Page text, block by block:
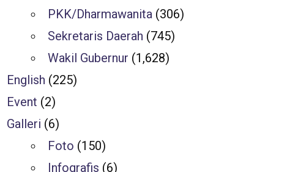
PKK/Dharmawanita (306)
Sekretaris Daerah (745)
Wakil Gubernur (1,628)
English (225)
Event (2)
Galleri (6)
Foto (150)
Infografis (6)